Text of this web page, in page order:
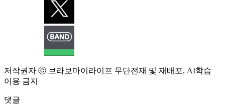
저작권자 ⓒ 브라보마이라이프 무단전재 및 재배포, AI학습
이용 금지
댓글